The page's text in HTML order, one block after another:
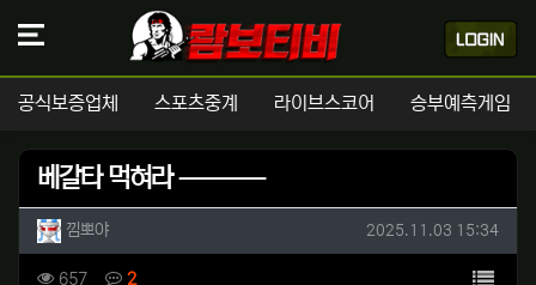
공식보증업체 스포츠중계 라이브스코어 승부예측게임
베갈타 먹혀라 ㅡㅡㅡㅡ
작성자 정보
낌뽀야작성 작성일
2025.11.03 15:34
657조회 2댓글 목록